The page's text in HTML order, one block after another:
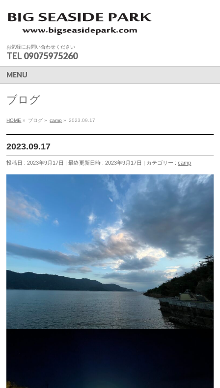
お気軽にお問い合わせください
TEL 09075975260
MENU
ブログ
HOME » ブログ » camp » 2023.09.17
2023.09.17
投稿日 : 2023年9月17日 最終更新日時 : 2023年9月17日 カテゴリー :camp